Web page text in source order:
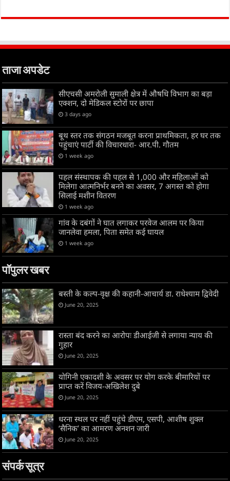
ताजा अपडेट
सीएचसी अमरोली सुमाली क्षेत्र में औषधि विभाग का बड़ा
एक्शन, दो मेडिकल स्टोरों पर छापा
3 days ago
बूथ स्तर तक संगठन मजबूत करना प्राथमिकता, हर घर तक
पहुंचाएं पार्टी की विचारधारा- आर.पी. गौतम
1 week ago
पहल संस्थापक की पहल से 1,000 और महिलाओं को
मिलेगा आत्मनिर्भर बनने का अवसर, 7 अगस्त को होगा
सिलाई मशीन वितरण
1 week ago
गांव के दबंगों ने घात लगाकर परवेज आलम पर किया
जानलेवा हमला, पिता समेत कई घायल
1 week ago
पॉपुलर खबर
बस्ती के कल्प-वृक्ष की कहानी-आचार्य डा. राधेश्याम द्विवेदी
June 20, 2025
रास्ता बंद करने का आरोपः डीआईजी से लगाया न्याय की
गुहार
June 20, 2025
योगिनी एकादशी के अवसर पर योग करके बीमारियों पर
प्राप्त करें विजय-अखिलेश दुबे
June 20, 2025
धरना स्थल पर नहीं पहुंचे डीएम, एसपी, आशीष शुक्ल
‘सैनिक’ का आमरण अनशन जारी
June 20, 2025
संपर्क सूत्र